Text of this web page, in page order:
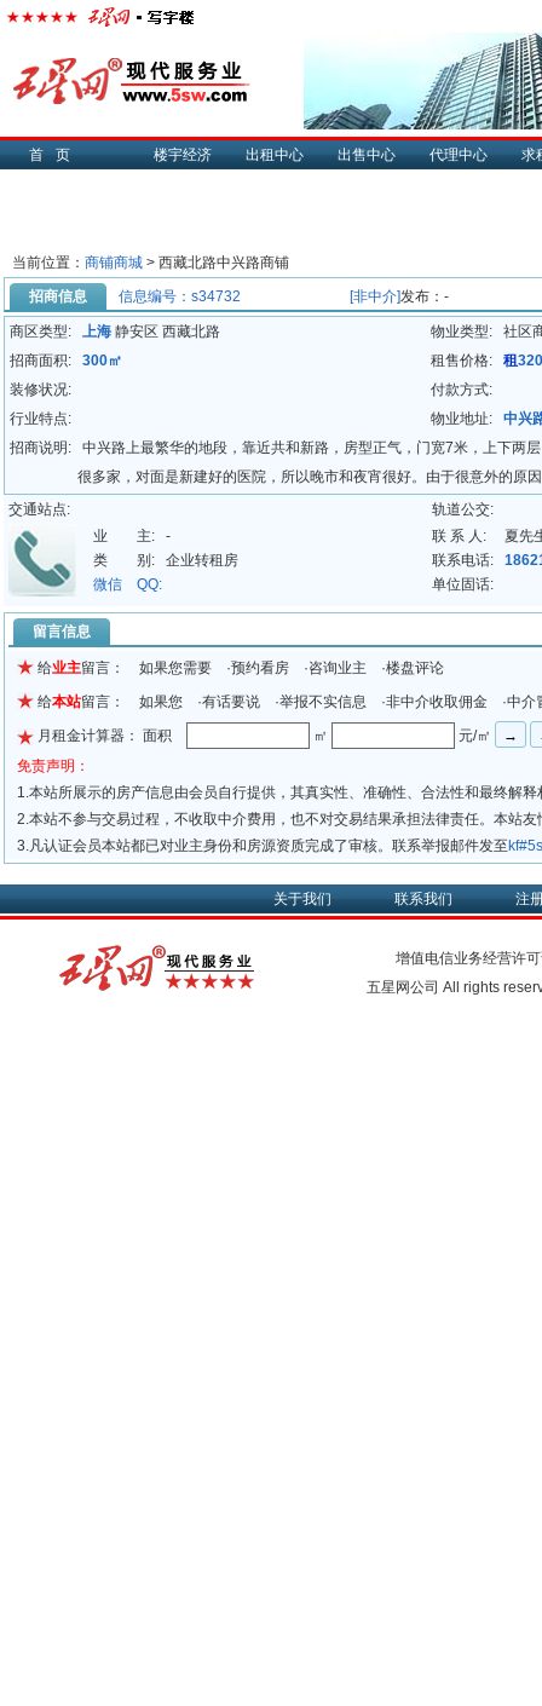
首页 楼宇经济 出租中心 出售中心 代理中心 求
当前位置： 商铺商城 > 西藏北路中兴路商铺
招商信息
信息编号：s34732 [非中介]发布：-
商区类型: 上海 静安区 西藏北路 物业类型:
社区
招商面积:
300㎡ 租售价格: 租
装修状况:
付款方式:
行业特点:
物业地址:
中兴
招商说明:
中兴路上最繁华的地段，靠近共和新路，房型正气，门宽7米，上下两
很多家，对面是新建好的医院，所以晚市和夜宵很好。由于很意外的原
交通站点:
轨道公交:
业 主:
- 联 系 人:
夏先
类 别:
企业转租房 联系电话:
微信 QQ:
单位固话:
留言信息
给业主留言： 如果您需要 ·预约看房 ·咨询业主 ·楼盘评论
给本站留言： 如果您 ·有话要说 ·举报不实信息 ·非中介收取佣金 ·中介
月租金计算器： 面积
㎡
元/㎡
免责声明：
1.本站所展示的房产信息由会员自行提供，其真实性、准确性、合法性和最终解
2.本站不参与交易过程，不收取中介费用，也不对交易结果承担法律责任。本站
3.凡认证会员本站都已对业主身份和房源资质完成了审核。联系举报邮件发至
关于我们 联系我们 注
增值电信业务经营许
五星网公司 All rights